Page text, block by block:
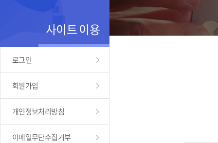
사이트 이용
로그인
회원가입
개인정보처리방침
이메일무단수집거부